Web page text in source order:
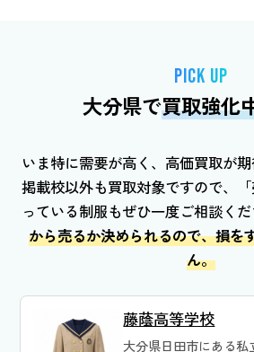
PICK UP
大分県で買取強化
いま特に需要が高く、高価買取が期
掲載校以外も買取対象ですので、
っている制服もぜひ一度ご相談くだ
から売るか決められるので、損を
ん。
藤蔭高等学校
大分県日田市にある